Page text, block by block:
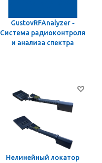
GustovRFAnalyzer -
Система радиоконтроля
и анализа спектра
Нелинейный локатор